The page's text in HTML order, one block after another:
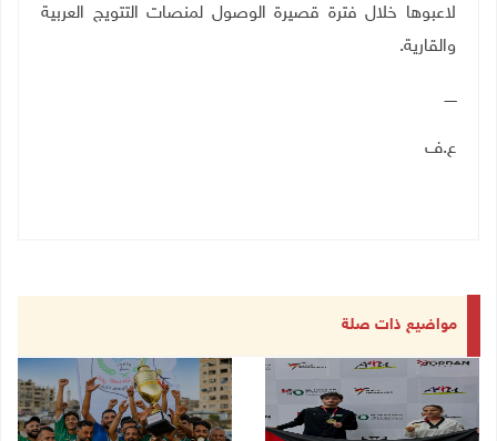
لاعبوها خلال فترة قصيرة الوصول لمنصات التتويج العربية
والقارية.
ـــــ
ع.ف
مواضيع ذات صلة